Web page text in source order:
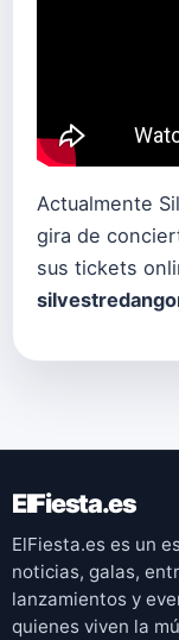
Actualmente
gira de
sus tickets
ElFiesta.es
ElFiesta.es es un
noticias, galas,
lanzamientos y
quienes viven la